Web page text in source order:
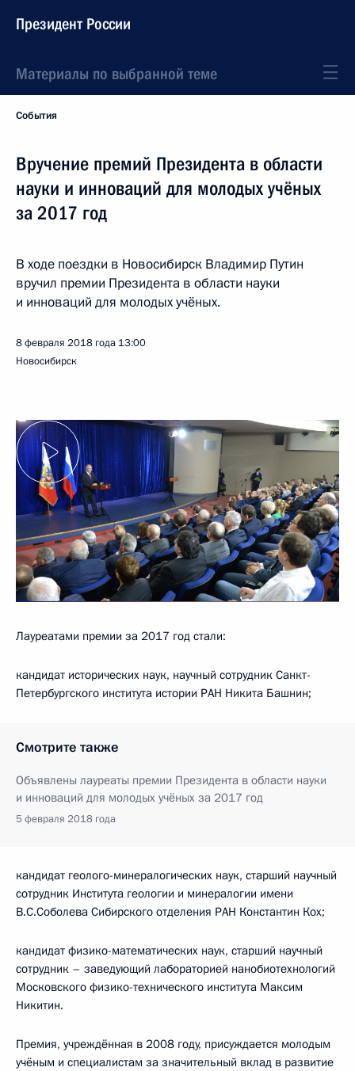
Президент России
Материалы по выбранной теме
События
Вручение премий Президента в области
науки и инноваций для молодых учёных
за 2017 год
В ходе поездки в Новосибирск Владимир Путин
вручил премии Президента в области науки
и инноваций для молодых учёных.
8 февраля 2018 года 13:00
Новосибирск
Лауреатами премии за 2017 год стали:
кандидат исторических наук, научный сотрудник Санкт-
Петербургского института истории РАН Никита Башнин;
Смотрите также
Объявлены лауреаты премии Президента в области науки
и инноваций для молодых учёных за 2017 год
5 февраля 2018 года
кандидат геолого-минералогических наук, старший научный
сотрудник Института геологии и минералогии имени
В.С.Соболева Сибирского отделения РАН Константин Кох;
кандидат физико-математических наук, старший научный
сотрудник – заведующий лабораторией нанобиотехнологий
Московского физико-технического института Максим
Никитин.
Премия, учреждённая в 2008 году, присуждается молодым
учёным и специалистам за значительный вклад в развитие